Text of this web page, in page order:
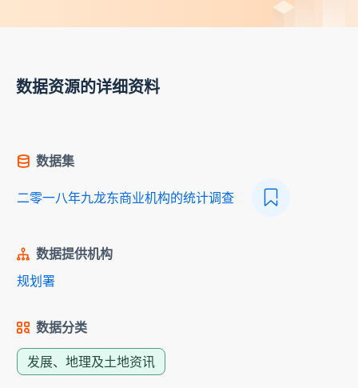
数据资源的详细资料
数据集
二零一八年九龙东商业机构的统计调查
数据提供机构
规划署
数据分类
发展、地理及土地资讯